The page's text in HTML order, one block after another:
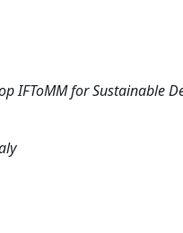
IFToMM for Sustainable